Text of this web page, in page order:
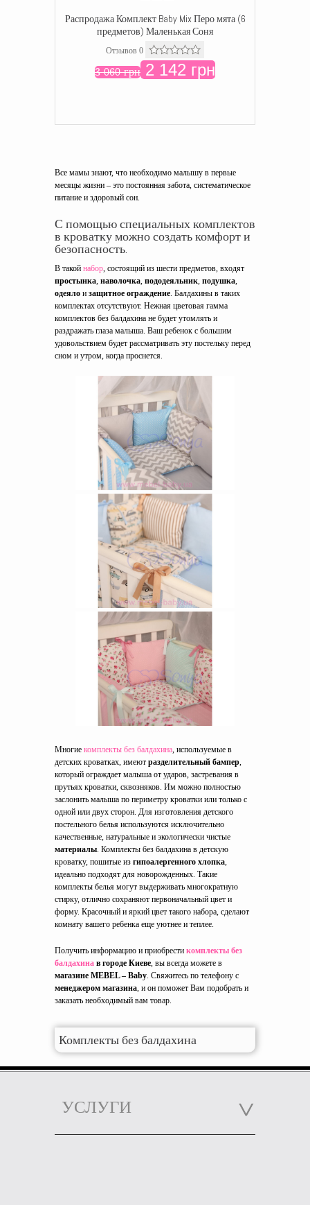
Распродажа Комплект Baby Mix Перо мята (6
предметов) Маленькая Соня
Отзывов 0
3 060 грн 2 142 грн
Все мамы знают, что необходимо малышу в первые
месяцы жизни – это постоянная забота, систематическое
питание и здоровый сон.
С помощью специальных комплектов
в кроватку можно создать комфорт и
безопасность.
В такой набор, состоящий из шести предметов, входят
простынка, наволочка, пододеяльник, подушка,
одеяло и защитное ограждение. Балдахины в таких
комплектах отсутствуют. Нежная цветовая гамма
комплектов без балдахина не будет утомлять и
раздражать глаза малыша. Ваш ребенок с большим
удовольствием будет рассматривать эту постельку перед
сном и утром, когда проснется.
Многие комплекты без балдахина, используемые в
детских кроватках, имеют разделительный бампер,
который ограждает малыша от ударов, застревания в
прутьях кроватки, сквозняков. Им можно полностью
заслонить малыша по периметру кроватки или только с
одной или двух сторон. Для изготовления детского
постельного белья используются исключительно
качественные, натуральные и экологически чистые
материалы. Комплекты без балдахина в детскую
кроватку, пошитые из гипоалергенного хлопка,
идеально подходят для новорожденных. Такие
комплекты белья могут выдерживать многократную
стирку, отлично сохраняют первоначальный цвет и
форму. Красочный и яркий цвет такого набора, сделают
комнату вашего ребенка еще уютнее и теплее.
Получить информацию и приобрести комплекты без
балдахина в городе Киеве, вы всегда можете в
магазине MEBEL – Baby. Свяжитесь по телефону с
менеджером магазина, и он поможет Вам подобрать и
заказать необходимый вам товар.
Комплекты без балдахина
УСЛУГИ